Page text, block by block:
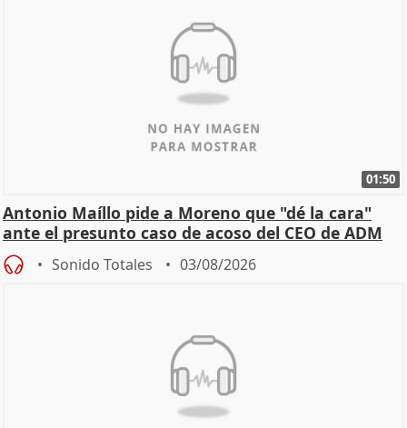
01:50
Antonio Maíllo pide a Moreno que "dé la cara"
ante el presunto caso de acoso del CEO de ADM
Sonido Totales 03/08/2026